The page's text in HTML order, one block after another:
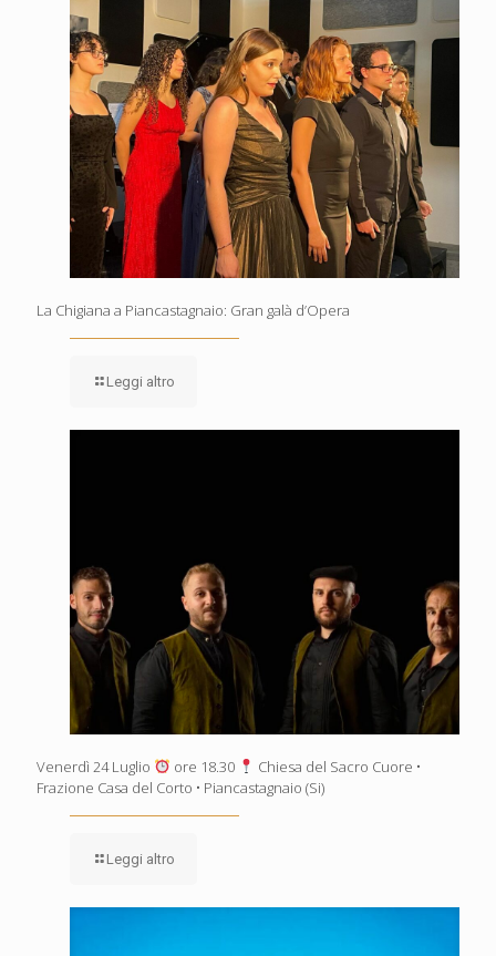
La Chigiana a Piancastagnaio: Gran galà d’Opera
Leggi altro
Venerdì 24 Luglio ore 18.30
Chiesa del Sacro Cuore •
Frazione Casa del Corto • Piancastagnaio (Si)
Leggi altro